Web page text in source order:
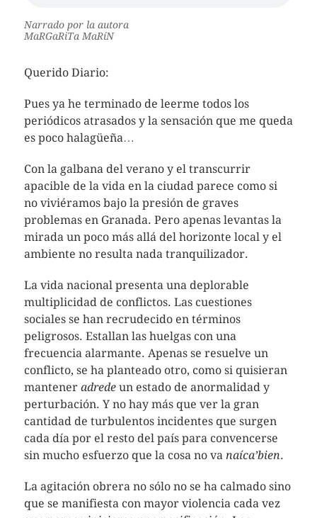
Narrado por la autora
MaRGaRiTa MaRíN
Querido Diario:
Pues ya he terminado de leerme todos los
periódicos atrasados y la sensación que me queda
es poco halagüeña…
Con la galbana del verano y el transcurrir
apacible de la vida en la ciudad parece como si
no viviéramos bajo la presión de graves
problemas en Granada. Pero apenas levantas la
mirada un poco más allá del horizonte local y el
ambiente no resulta nada tranquilizador.
La vida nacional presenta una deplorable
multiplicidad de conflictos. Las cuestiones
sociales se han recrudecido en términos
peligrosos. Estallan las huelgas con una
frecuencia alarmante. Apenas se resuelve un
conflicto, se ha planteado otro, como si quisieran
mantener adredeun estado de anormalidad y
perturbación. Y no hay más que ver la gran
cantidad de turbulentos incidentes que surgen
cada día por el resto del país para convencerse
sin mucho esfuerzo que la cosa no va naíca’bien.
La agitación obrera no sólo no se ha calmado sino
que se manifiesta con mayor violencia cada vez